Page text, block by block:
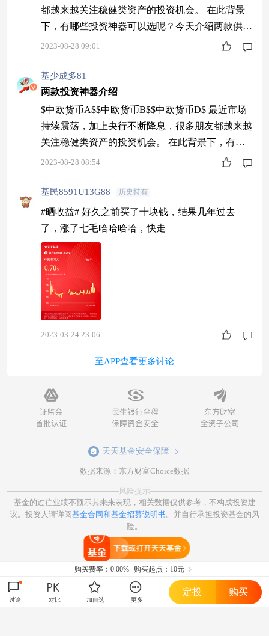
都越来越关注稳健类资产的投资机会。 在此背景
下，有哪些投资神器可以选呢？今天介绍两款供大
伙参考。 1.货币基金。 货币基金主要投资央行票
低、流动性较好的产品。 代表货币基金整体表现
的货币基金指数显示，2004年至2023年（截至8月1
6日），连续21个年度年年赚钱，复合年化收益率
为2.49%。（数据来自wind）
2023-08-28 09:01
基少成多81
两款投资神器介绍
$中欧货币A$$中欧货币B$$中欧货币D$ 最近市场
持续震荡，加上央行不断降息，很多朋友都越来越
关注稳健类资产的投资机会。 在此背景下，有哪
些投资神器可以选呢？今天介绍两款供大伙参考。
债、银行存单、短期企业债等风险较低、流动性较
好的产品。 代表货币基金整体表现的货币基金指
数显示，2004年至2023年（截至8月16日），连续2
2023-08-28 08:54
基民8591U13G88 历史持有
#晒收益# 好久之前买了十块钱，结果几年过去
了，涨了七毛哈哈哈哈，快走
2023-03-24 23:06
至APP查看更多讨论
天天基金安全保障
数据来源：东方财富Choice数据
风险提示
基金的过往业绩不预示其未来表现，相关数据仅供参考，不构成投资建
议。投资人请详阅基金合同和基金招募说明书。并自行承担投资基金的风
险。
购买费率： 0.00% 购买起点：10元
讨论 对比 加自选 更多
定投 购买
打开天天基金